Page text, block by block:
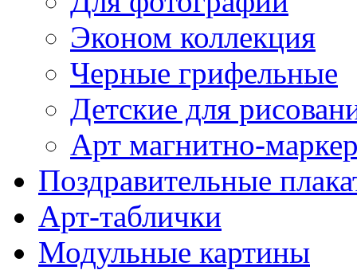
Эконом коллекция
Черные грифельные
Детские для
Арт магнитно-
Поздравительные
Арт-таблички
Модульные картины